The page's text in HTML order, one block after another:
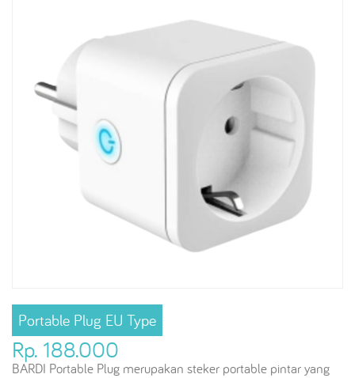
Portable Plug EU Type
Rp. 188.000
BARDI Portable Plug merupakan steker portable pintar yang